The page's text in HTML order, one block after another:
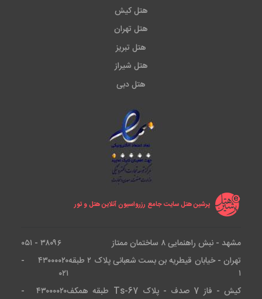
هتل کیش
هتل تهران
هتل تبریز
هتل شیراز
هتل دبی
پرشین هتل سایت جامع رزرواسیون آنلاین هتل و تور
مشهد - نبش راهنمایی ۸ ساختمان ممتاز
۳۸۰۹۶ - ۰۵۱
تهران - خیابان قیطریه بن بست شعبانی پلاک ۲ طبقه
۱
۴۳۰۰۰۰۲۰ -
۰۲۱
کیش - فاز 7 صدف - پلاک Ts-67 طبقه همکف
۴۳۰۰۰۰۲۰ -